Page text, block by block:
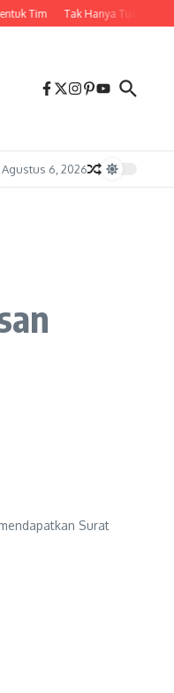
Tim Tak Hanya Tuan
Agustus 6, 2026
Surat